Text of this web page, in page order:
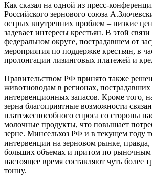
Как сказал на одной из пресс-
Российского зернового союза
острых внутренних проблем – низкие
задевает интересы крестьян. В этой
федеральном округе, пострадавшем от
мероприятия по поддержке крестьян, в
пролонгации лизинговых платежей и
Правительством РФ принято также
животноводам в регионах, пострадавших
интервенционных запасов. Кроме того,
зерна благоприятные возможности
платежеспособного спроса со стороны
молочные продукты, что повышает
зерне. Минсельхоз РФ и в текущем году
интервенции на зерновом рынке, правда,
больших объемах и притом по рыночным
настоящее время составляют чуть более
тонну.